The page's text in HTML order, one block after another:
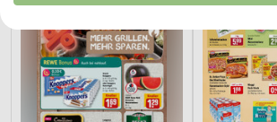
Website/App.
Partnerliste anzeigen (1 IAB-Anbieter)
Wir nutzen Ihre Daten für folgende Zwecke:
IAB-Verarbeitungszwecke: